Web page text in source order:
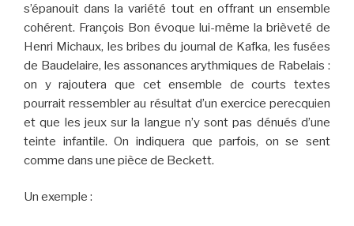
s’épanouit dans la variété tout en offrant un ensemble
cohérent. François Bon évoque lui-même la brièveté de
Henri Michaux, les bribes du journal de Kafka, les fusées
de Baudelaire, les assonances arythmiques de Rabelais :
on y rajoutera que cet ensemble de courts textes
pourrait ressembler au résultat d’un exercice perecquien
et que les jeux sur la langue n’y sont pas dénués d’une
teinte infantile. On indiquera que parfois, on se sent
comme dans une pièce de Beckett.
Un exemple :